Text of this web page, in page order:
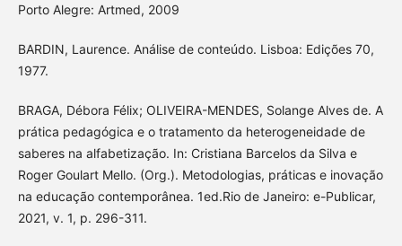
Porto Alegre: Artmed, 2009
BARDIN, Laurence. Análise de conteúdo. Lisboa: Edições 70,
1977.
BRAGA, Débora Félix; OLIVEIRA-MENDES, Solange Alves de. A
prática pedagógica e o tratamento da heterogeneidade de
saberes na alfabetização. In: Cristiana Barcelos da Silva e
Roger Goulart Mello. (Org.). Metodologias, práticas e inovação
na educação contemporânea. 1ed.Rio de Janeiro: e-Publicar,
2021, v. 1, p. 296-311.